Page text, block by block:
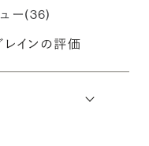
ー(36)
レインの評価